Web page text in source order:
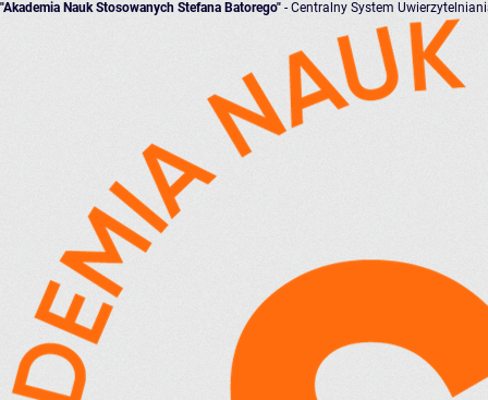
"Akademia Nauk Stosowanych Stefana Batorego" - Centralny System